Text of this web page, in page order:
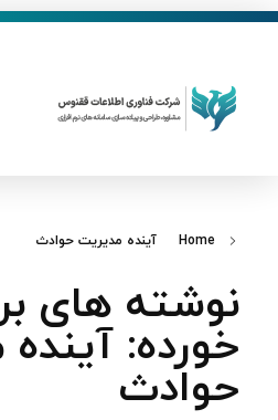
Home آینده مدیریت حوادث
نوشته های
خورده:
حوادث